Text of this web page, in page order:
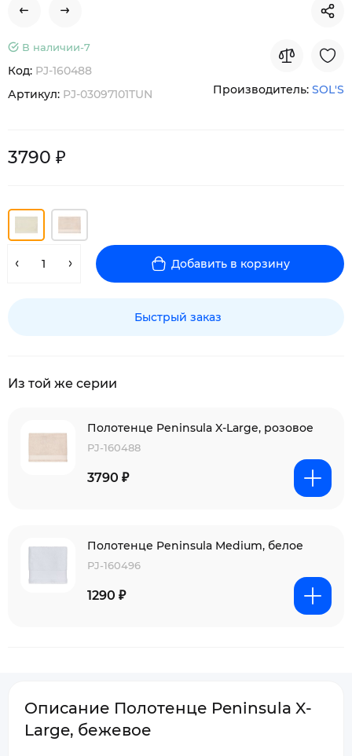
В наличии-7
Код: PJ-160488
Артикул: PJ-03097101TUN Производитель: SOL'S
3790 ₽
Добавить в корзину
Быстрый заказ
Из той же серии
Полотенце Peninsula X-Large, розовое
PJ-160488
3790 ₽
Полотенце Peninsula Medium, белое
PJ-160496
1290 ₽
Описание Полотенце Peninsula X-
Large, бежевое